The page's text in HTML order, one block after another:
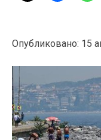
Опубликовано: 15